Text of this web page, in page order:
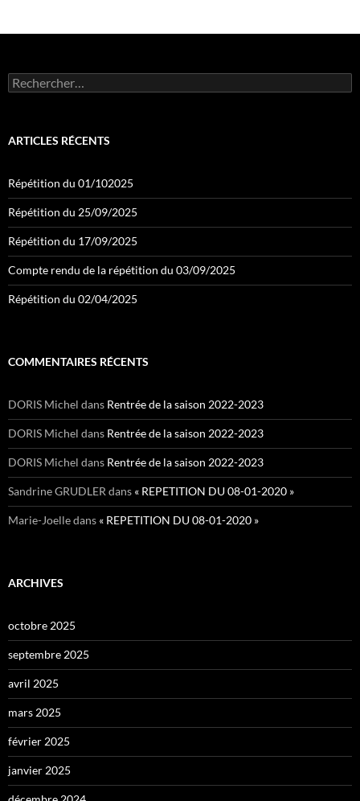
Rechercher :
ARTICLES RÉCENTS
Répétition du 01/102025
Répétition du 25/09/2025
Répétition du 17/09/2025
Compte rendu de la répétition du 03/09/2025
Répétition du 02/04/2025
COMMENTAIRES RÉCENTS
DORIS Michel dans Rentrée de la saison 2022-2023
DORIS Michel dans Rentrée de la saison 2022-2023
DORIS Michel dans Rentrée de la saison 2022-2023
Sandrine GRUDLER dans « REPETITION DU 08-01-2020 »
Marie-Joelledans « REPETITION DU 08-01-2020 »
ARCHIVES
octobre 2025
septembre 2025
avril 2025
mars 2025
février 2025
janvier 2025